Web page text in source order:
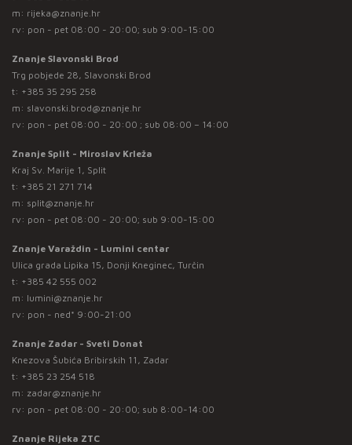
m: rijeka@znanje.hr
rv: pon - pet 08:00 - 20:00; sub 9:00-15:00
Znanje Slavonski Brod
Trg pobjede 28, Slavonski Brod
t: +385 35 295 258
m: slavonski.brod@znanje.hr
rv: pon - pet 08:00 - 20:00 ; sub 08:00 – 14:00
Znanje Split - Miroslav Krleža
Kraj Sv. Marije 1, Split
t: +385 21 271 714
m: split@znanje.hr
rv: pon - pet 08:00 - 20:00; sub 9:00-15:00
Znanje Varaždin - Lumini centar
Ulica grada Lipika 15, Donji Kneginec, Turčin
t: +385 42 555 002
m: lumini@znanje.hr
rv: pon - ned* 9:00-21:00
Znanje Zadar - Sveti Donat
Knezova Šubića Bribirskih 11, Zadar
t: +385 23 254 518
m: zadar@znanje.hr
rv: pon - pet 08:00 - 20:00; sub 8:00-14:00
Znanje Rijeka ZTC